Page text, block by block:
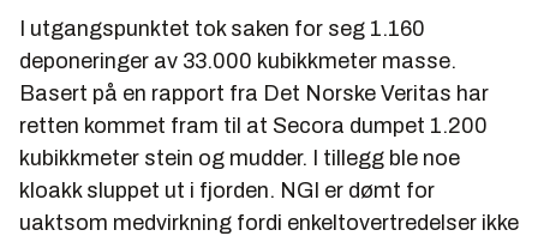
I utgangspunktet tok saken for seg 1.160
deponeringer av 33.000 kubikkmeter masse.
Basert på en rapport fra Det Norske Veritas har
retten kommet fram til at Secora dumpet 1.200
kubikkmeter stein og mudder. I tillegg ble noe
kloakk sluppet ut i fjorden. NGI er dømt for
uaktsom medvirkning fordi enkeltovertredelser ikke